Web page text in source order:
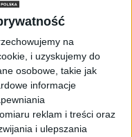
na
i uzyskujemy do
osobowe, takie jak
informacje
reklam i treści oraz
i ulepszania
jako
dmuchający
to określenie?
aktywista,
a potem
on popularny po